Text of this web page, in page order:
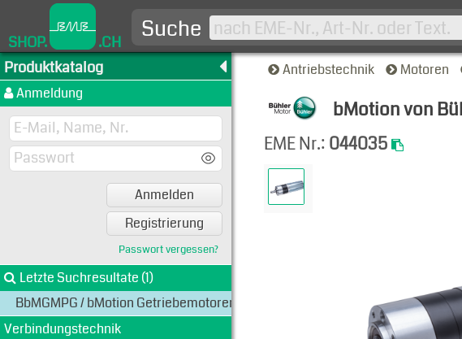
SHOP. .CH Suche
Produktkatalog
Anmeldung
Anmelden
Registrierung
Passwort vergessen?
Letzte Suchresultate (1)
BbMGMPG / bMotion Getriebemotoren mit Planetengetriebe
Verbindungstechnik
Antriebstechnik Motoren
bMotion von
Produkt-Ansicht
EME Nr.: 044035